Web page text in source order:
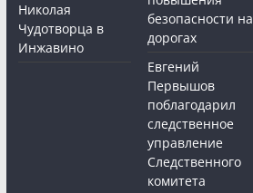
Николая
Чудотворца в
Инжавино
безопасности на
дорогах
Евгений
Первышов
поблагодарил
следственное
управление
Следственного
комитета